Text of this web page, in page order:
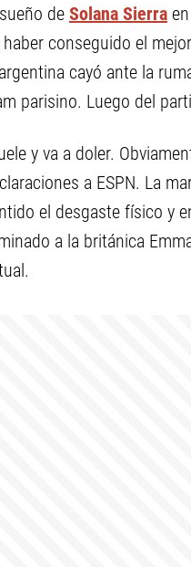
de Solana Sierra en
haber conseguido el
cayó ante la
parisino. Luego del
y va a doler.
a ESPN. La
el desgaste físico y
a la británica